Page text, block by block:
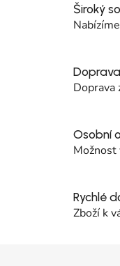
Široký
Doprava
Osobní
Možnost
Rychlé
Zboží k